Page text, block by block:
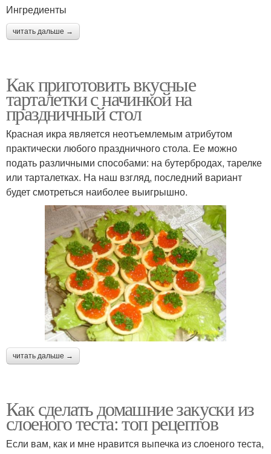
Ингредиенты
читать дальше →
Как приготовить вкусные
тарталетки с начинкой на
праздничный стол
Красная икра является неотъемлемым атрибутом
практически любого праздничного стола. Ее можно
подать различными способами: на бутербродах, тарелке
или тарталетках. На наш взгляд, последний вариант
будет смотреться наиболее выигрышно.
читать дальше →
Как сделать домашние закуски из
слоеного теста: топ рецептов
Если вам, как и мне нравится выпечка из слоеного теста,